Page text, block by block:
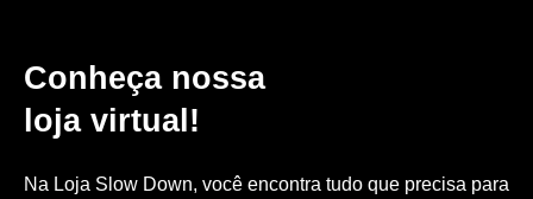
Conheça nossa
loja virtual!
Na Loja Slow Down, você encontra tudo que precisa para